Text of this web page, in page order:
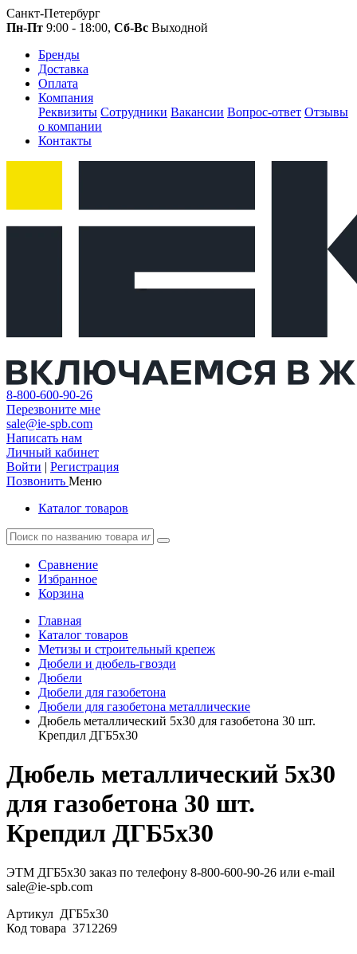
Санкт-Петербург
Пн-Пт 9:00 - 18:00, Сб-Вс Выходной
Бренды
Доставка
Оплата
Компания
Реквизиты Сотрудники Вакансии Вопрос-ответ Отзывы
о компании
Контакты
8-800-600-90-26
Перезвоните мне
sale@ie-spb.com
Написать нам
Личный кабинет
Войти | Регистрация
Позвонить Меню
Каталог товаров
Сравнение
Избранное
Корзина
Главная
Каталог товаров
Метизы и строительный крепеж
Дюбели и дюбель-гвозди
Дюбели
Дюбели для газобетона
Дюбели для газобетона металлические
Дюбель металлический 5х30 для газобетона 30 шт.
Крепдил ДГБ5х30
Дюбель металлический 5х30
для газобетона 30 шт.
Крепдил ДГБ5х30
ЭТМ ДГБ5х30 заказ по телефону 8-800-600-90-26 или e-mail
sale@ie-spb.com
Артикул ДГБ5х30
Код товара 3712269